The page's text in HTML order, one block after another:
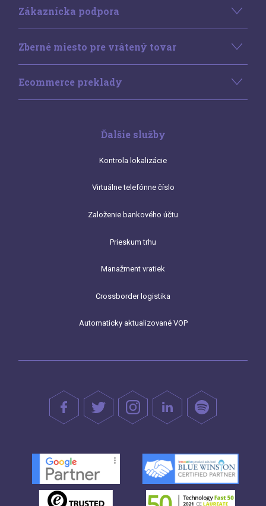
Zákaznícka podpora
Zberné miesto pre vrátený tovar
Ecommerce preklady
Ďalšie služby
Kontrola lokalizácie
Virtuálne telefónne číslo
Založenie bankového účtu
Prieskum trhu
Manažment vratiek
Crossborder logistika
Automaticky aktualizované VOP